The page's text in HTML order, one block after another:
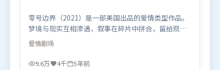
零号边界（2021）是一部美国出品的爱情类型作品。
梦境与现实互相渗透，叙事在碎片中拼合，留给观众
回味空间。视听风格统一而富有实验感，配乐与画面
情绪贴合。由毕赣执导，白宇、杨幂、咏梅，苍井
优、孙艺珍、周迅等联袂出演。影片于2021年2月4日
爱情剧场
9.6万 4千 5年前